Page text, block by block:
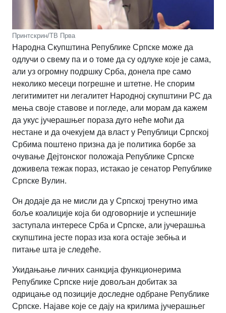
Принтскрин/ТВ Прва
Народна Скупштина Републике Српске може да
одлучи о свему па и о томе да су одлуке које је сама,
али уз огромну подршку Срба, донела пре само
неколико месеци погрешне и штетне. Не спорим
легитимитет ни легалитет Народној скупштини РС да
мења своје ставове и погледе, али морам да кажем
да укус јучерашњег пораза дуго неће моћи да
нестане и да очекујем да власт у Републици Српској
Србима поштено призна да је политика борбе за
очување Дејтонског положаја Републике Српске
доживела тежак пораз, истакао је сенатор Републике
Српске Вулин.
Он додаје да не мисли да у Српској тренутно има
боље коалиције која би одговорније и успешније
заступала интересе Срба и Српске, али јучерашња
скупштина јесте пораз иза кога остаје зебња и
питање шта је следеће.
Укидањање личних санкција функционерима
Републике Српске није довољан добитак за
одрицање од позиције доследне одбране Републике
Српске. Најаве које се дају на крилима јучерашњег